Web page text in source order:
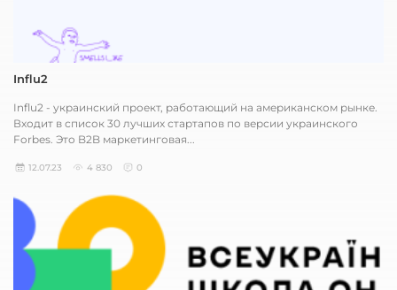
Influ2
Influ2 - украинский проект, работающий на американском рынке.
Входит в список 30 лучших стартапов по версии украинского
Forbes. Это B2B маркетинговая...
12.07.23 4 830 0